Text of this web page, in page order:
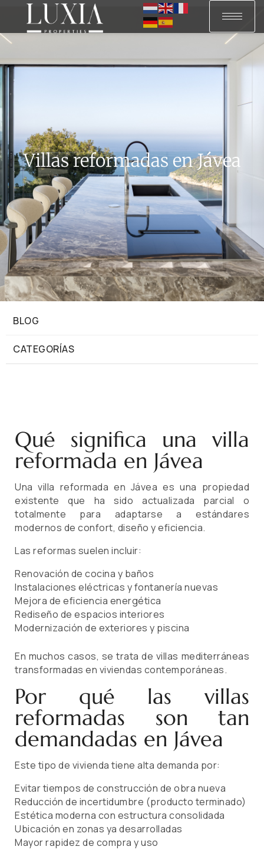
Villas reformadas en Jávea
BLOG
CATEGORÍAS
Qué significa una villa
reformada en Jávea
Una villa reformada en Jávea es una propiedad
existente que ha sido actualizada parcial o
totalmente para adaptarse a estándares
modernos de confort, diseño y eficiencia.
Las reformas suelen incluir:
Renovación de cocina y baños
Instalaciones eléctricas y fontanería nuevas
Mejora de eficiencia energética
Rediseño de espacios interiores
Modernización de exteriores y piscina
En muchos casos, se trata de villas mediterráneas
transformadas en viviendas contemporáneas.
Por qué las villas
reformadas son tan
demandadas en Jávea
Este tipo de vivienda tiene alta demanda por:
Evitar tiempos de construcción de obra nueva
Reducción de incertidumbre (producto terminado)
Estética moderna con estructura consolidada
Ubicación en zonas ya desarrolladas
Mayor rapidez de compra y uso